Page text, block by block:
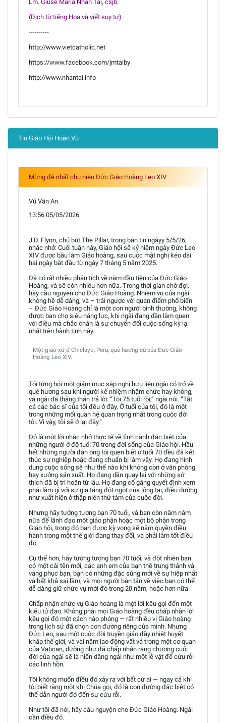
Lm. Giuse Maria Nhân Tài, csjb.
(Dịch từ tiếng Hoa và viết suy tư)
----------
http://www.vietcatholic.net
https://www.facebook.com/jmtaiby
http://www.nhantai.info
Tin Giáo Hội Hoàn Vũ
Mừng đệ nhất chu niên Đức Giáo Hoàng Leo XIV
Vũ Văn An
13:56 05/05/2026
J.D. Flynn, chủ bút The Pillar, trong bản tin ngàyy 5/5/26,
nhắc nhở: Cuối tuần này, Giáo hội sẽ kỷ niệm ngày Đức Leo
XIV được bầu làm Giáo hoàng, sau cuộc mật nghị kéo dài
hai ngày bắt đầu từ ngày 7 tháng 5 năm 2025.
Đã có rất nhiều phân tích về năm đầu tiên của Đức Giáo
Hoàng, và sẽ còn nhiều hơn nữa. Trong thời gian chờ đợi,
hãy cầu nguyện cho Đức Giáo Hoàng. Nhiệm vụ của ngài
không hề dễ dàng, và – trái ngược với quan điểm phổ biến
– Đức Giáo Hoàng chỉ là một con người bình thường, không
được ban cho siêu năng lực, khi ngài đang dần làm quen
với điều mà chắc chắn là sự chuyển đổi cuộc sống kỳ lạ
nhất trên hành tinh này.
Một giáo xứ ở Chiclayo, Peru, quê hương cũ của Đức Giáo
Hoàng Leo XIV.
Tôi từng hỏi một giám mục sắp nghỉ hưu liệu ngài có trở về
quê hương sau khi người kế nhiệm nhậm chức hay không,
và ngài đã thẳng thắn trả lời: “Tôi 75 tuổi rồi,” ngài nói. “Tất
cả các bác sĩ của tôi đều ở đây. Ở tuổi của tôi, đó là một
trong những mối quan hệ quan trọng nhất trong cuộc đời
tôi. Vì vậy, tôi sẽ ở lại đây.”
Đó là một lời nhắc nhở thực tế về tình cảnh đặc biệt của
những người ở độ tuổi 70 trong đời sống của Giáo hội. Hầu
hết những người đàn ông tôi quen biết ở tuổi 70 đều đã kết
thúc sự nghiệp hoặc đang chuẩn bị làm vậy. Họ đang hình
dung cuộc sống sẽ như thế nào khi không còn ở văn phòng
hay xưởng sản xuất. Họ đang dần quay lại với những sở
thích đã bị trì hoãn từ lâu. Họ đang cố gắng quyết định xem
phải làm gì với sự gia tăng đột ngột của lông tai, điều dường
như xuất hiện ở thập niên thứ tám của cuộc đời.
Nhưng hãy tưởng tượng bạn 70 tuổi, và bạn còn năm năm
nữa để lãnh đạo một giáo phận hoặc một bộ phận trong
Giáo hội, trong đó bạn được kỳ vọng sẽ nắm quyền điều
hành trong một thế giới đang thay đổi, và phải làm tốt điều
đó.
Cụ thể hơn, hãy tưởng tượng bạn 70 tuổi, và đột nhiên bạn
có một cái tên mới, các anh em của bạn thề trung thành và
vâng phục bạn, bạn có những đặc sủng mới về sự hiệp nhất
và bất khả sai lầm, và mọi người bàn tán về việc bạn có thể
dễ dàng giữ chức vụ mới đó trong 20 năm, hoặc hơn nữa.
Chấp nhận chức vụ Giáo hoàng là một lời kêu gọi đến một
kiểu tử đạo. Không phải mọi Giáo hoàng đều chấp nhận lời
kêu gọi đó một cách hào phóng — rất nhiều vị Giáo hoàng
trong lịch sử đã chọn con đường riêng của mình. Nhưng
Đức Leo, sau một cuộc đời truyền giáo đầy nhiệt huyết
khắp thế giới, và vài năm lao động vất vả trong một cơ quan
của Vatican, dường như đã chấp nhận rằng chương cuối
đời của ngài sẽ là hiến dâng ngài như một lễ vật để cứu rỗi
các linh hồn.
Tôi không muốn điều đó xảy ra với bất cứ ai — ngay cả khi
tôi biết rằng một khi Chúa gọi, đó là con đường đặc biệt có
thể dẫn người đó đến sự cứu rỗi.
Như tôi đã nói, hãy cầu nguyện cho Đức Giáo Hoàng. Ngài
cần điều đó.